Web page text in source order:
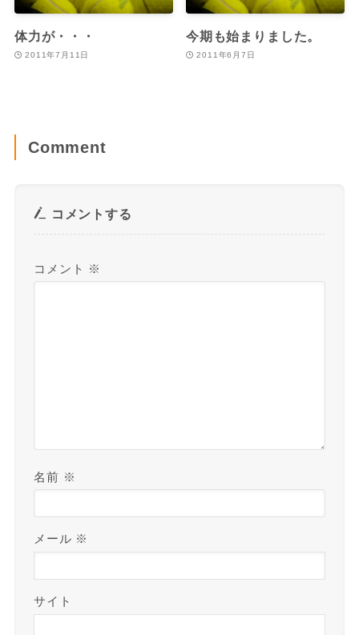
体力が・・・
2011年7月11日
今期も始まりました。
2011年6月7日
Comment
コメントする
コメント ※
名前 ※
メール ※
サイト